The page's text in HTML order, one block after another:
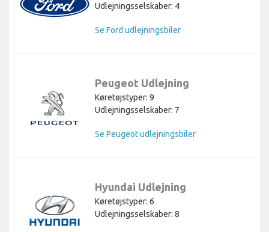
Udlejningsselskaber: 4
Se Ford udlejningsbiler
Peugeot Udlejning
Køretøjstyper: 9
Udlejningsselskaber: 7
Se Peugeot udlejningsbiler
Hyundai Udlejning
Køretøjstyper: 6
Udlejningsselskaber: 8